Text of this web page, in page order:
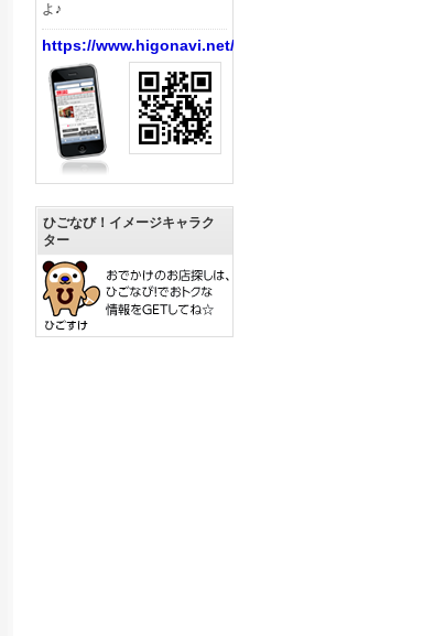
よ♪
https://www.higonavi.net/
ひごなび！イメージキャラク
ター